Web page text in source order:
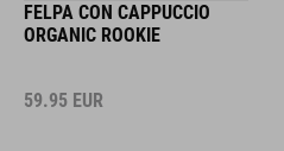
FELPA CON CAPPUCCIO
ORGANIC ROOKIE
59.95 EUR